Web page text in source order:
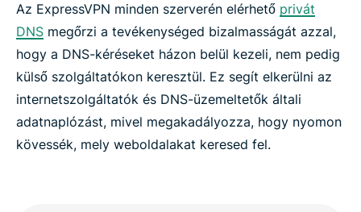
Az ExpressVPN minden szerverén elérhető privát
DNS megőrzi a tevékenységed bizalmasságát azzal,
hogy a DNS-kéréseket házon belül kezeli, nem pedig
külső szolgáltatókon keresztül. Ez segít elkerülni az
internetszolgáltatók és DNS-üzemeltetők általi
adatnaplózást, mivel megakadályozza, hogy nyomon
kövessék, mely weboldalakat keresed fel.